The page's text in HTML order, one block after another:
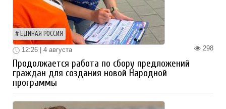
ЕДИНАЯ РОССИЯ
298
12:26 | 4 августа
Продолжается работа по сбору предложений
граждан для создания новой Народной
программы